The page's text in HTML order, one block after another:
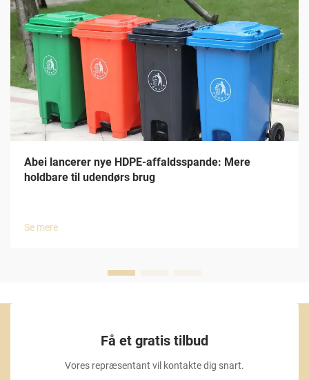
Abei lancerer nye HDPE-affaldsspande: Mere
holdbare til udendørs brug
Se mere
Få et gratis tilbud
Vores repræsentant vil kontakte dig snart.